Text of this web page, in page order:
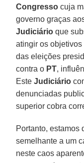
Congresso cuja
governo graças
Judiciário que
atingir os
das eleições
contra o PT,
EsteJudiciário
denunciadas
superior cobra
Portanto, estamos
semelhante a um
neste caos